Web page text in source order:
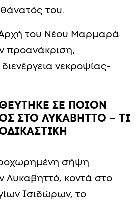
του.
Αρχή του Νέου Μαρμαρά
προανάκριση,
νεκροψίας-
ΣΕ ΠΟΙΟΝ
ΣΤΟ ΛΥΚΑΒΗΤΤΟ – ΤΙ
σήψη
Λυκαβηττό, κοντά στο
Ισιδώρων, το